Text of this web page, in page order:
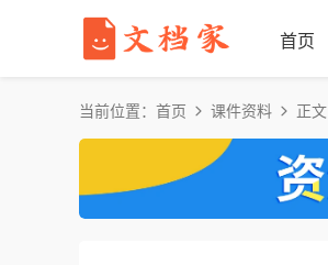
首页
当前位置： 首页 课件资料 正文